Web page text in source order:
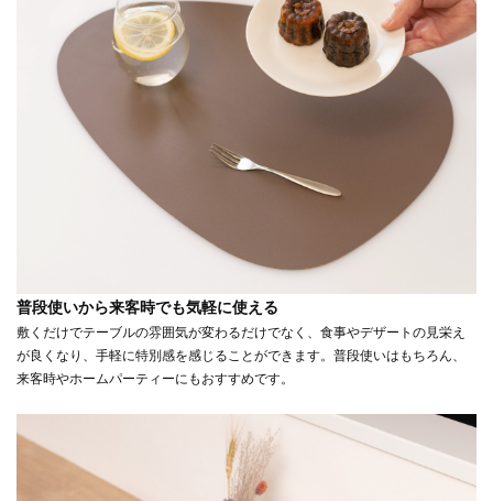
普段使いから来客時でも気軽に使える
敷くだけでテーブルの雰囲気が変わるだけでなく、食事やデザートの見栄え
が良くなり、手軽に特別感を感じることができます。普段使いはもちろん、
来客時やホームパーティーにもおすすめです。